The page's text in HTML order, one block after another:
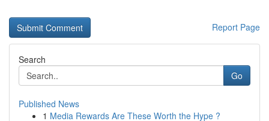
Report Page
Search
Go
Published News
1 Media Rewards Are These Worth the Hype ?